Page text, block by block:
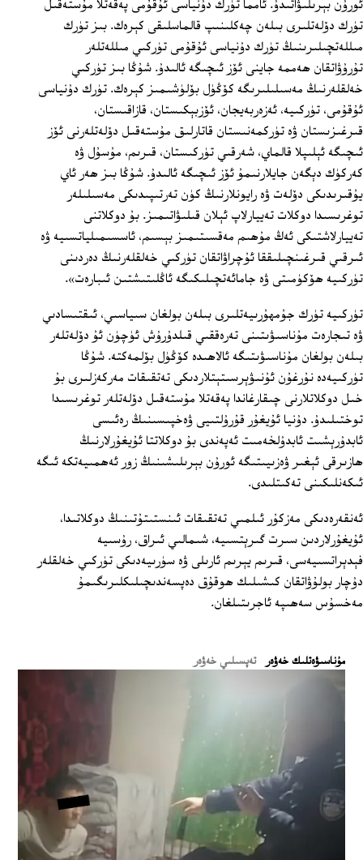
ئورۇن بېرىلىۋاتىدۇ. ئامما تۈرك دۇنياسى ئۇقۇمى پەقەتلا مۇستەقىل
تۈرك دۆلەتلىرى بىلەن چەكلىنىپ قالماسلىقى كېرەك. بىز تۈرك
مىللەتچىلىرىنىڭ تۈرك دۇنياسى ئۇقۇمى تۈركىي مىللەتلەر
تۇرۇۋاتقان ھەممە جاينى ئۆز ئىچىگە ئالىدۇ. شۇڭا بىز تۈركىي
خەلقلەرنىڭ مەسىلىلىرىگە كۆڭۈل بۆلۈشىمىز كېرەك. تۈرك دۇنياسى
ئۇقۇمى، تۈركىيە، ئەزەربەيجان، ئۆزبېكىستان، قازاقىستان،
قىرغىزىستان ۋە تۈركمەنىستان قاتارلىق مۇستەقىل دۆلەتلەرنى ئۆز
ئىچىگە ئېلىپلا قالماي، شەرقىي تۈركىستان، قىرىم، مۇسۇل ۋە
كەركۈك دېگەن جايلارنىمۇ ئۆز ئىچىگە ئالىدۇ. شۇڭا بىز ھەر ئاي
يۇقىرىدىكى دۆلەت ۋە رايونلارنىڭ كۈن تەرتىپىدىكى مەسىلىلەر
توغرىسىدا دوكلات تەييارلاپ ئېلان قىلىۋاتىمىز. بۇ دوكلاتنى
تەييارلاشتىكى ئەڭ مۇھىم مەقسىتىمىز بېسىم، ئاسسىمىلياتسىيە ۋە
ئىرقىي قىرغىنچىلىققا ئۇچراۋاتقان تۈركىي خەلقلەرنىڭ دەردىنى
تۈركىيە ھۆكۈمىتى ۋە جامائەتچىلىكىگە ئاڭلىتىشتىن ئىبارەت».
تۈركىيە تۈرك جۇمھۇرىيەتلىرى بىلەن بولغان سىياسىي، ئىقتىسادىي
ۋە تىجارەت مۇناسىۋىتىنى تەرەققىي قىلدۇرۇش ئۈچۈن ئۇ دۆلەتلەر
بىلەن بولغان مۇناسىۋىتىگە ئالاھىدە كۆڭۈل بۆلمەكتە. شۇڭا
تۈركىيەدە نۇرغۇن ئۇنىۋېرسىتېتلاردىكى تەتقىقات مەركەزلىرى بۇ
خىل دوكلاتلارنى چىقارغاندا پەقەتلا مۇستەقىل دۆلەتلەر توغرىسىدا
توختىلىدۇ. دۇنيا ئۇيغۇر قۇرۇلتىيى ۋەخپىسىنىڭ رەئىسى
ئابدۇرېشىت ئابدۇلخەمىت ئەپەندى بۇ دوكلاتتا ئۇيغۇرلارنىڭ
ھازىرقى ئېغىر ۋەزىيىتىگە ئورۇن بېرىلىشىنىڭ زور ئەھمىيەتكە ئىگە
ئىكەنلىكىنى تەكىتلىدى.
ئەنقەرەدىكى مەزكۇر ئىلمىي تەتقىقات ئىنستىتۇتىنىڭ دوكلاتىدا،
ئۇيغۇرلاردىن سىرت گىرېتسىيە، شىمالىي ئىراق، رۇسىيە
فېدېراتسىيەسى، قىرىم يېرىم ئارىلى ۋە سۈرىيەدىكى تۈركىي خەلقلەر
دۇچار بولۇۋاتقان كىشىلىك ھوقۇق دەپسەندىچىلىكلىرىگىمۇ
مەخسۇس سەھىپە ئاجرىتىلغان.
ﻣﯘﻧﺎﺳﯩﯟﻩﺗﻠﯩﻚ ﺧﻪﯞﻩﺭ تەپسىلىي خەۋەر